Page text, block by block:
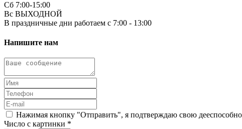
Сб 7:00-15:00
Вс ВЫХОДНОЙ
В праздничные дни работаем с 7:00 - 13:00
Напишите нам
Нажимая кнопку "Отправить", я подтверждаю свою
Число с картинки *